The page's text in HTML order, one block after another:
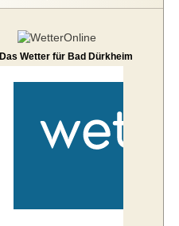
Das Wetter für Bad Dürkheim